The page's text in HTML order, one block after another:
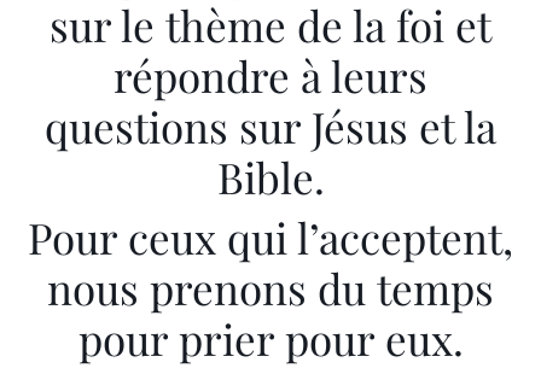
sur le thème de la foi et
répondre à leurs
questions sur Jésus et la
Bible.
Pour ceux qui l’acceptent,
nous prenons du temps
pour prier pour eux.